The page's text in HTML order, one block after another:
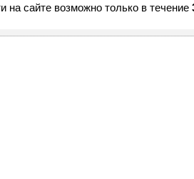
на сайте возможно только в течение